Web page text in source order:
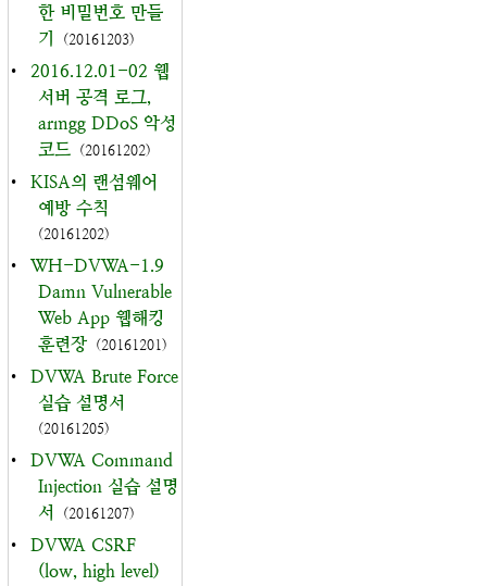
한 비밀번호 만들
기
(20161203)
•
2016.12.01-02 웹
서버 공격 로그,
armgg DDoS 악성
코드 (20161202)
•
KISA의 랜섬웨어
예방 수칙
(20161202)
•
WH-DVWA-1.9
Damn Vulnerable
Web App 웹해킹
훈련장 (20161201)
•
DVWA Brute Force
실습 설명서
(20161205)
•
DVWA Command
Injection 실습 설명
서
(20161207)
•
DVWA CSRF
(low, high level)